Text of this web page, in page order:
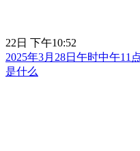
22日 下午10:52
2025年3月28日午时中午11
是什么